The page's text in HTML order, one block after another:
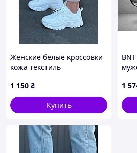
Женские белые кроссовки
кожа текстиль
1 150 ₴
Купить
1